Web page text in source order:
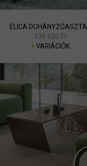
ELICA DOHÁNYZÓASZTAL
136.600 Ft
+VARIÁCIÓK